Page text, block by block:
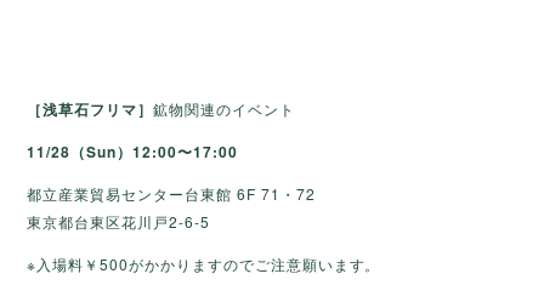
［浅草石フリマ］鉱物関連のイベント
11/28（Sun）12:00〜17:00
都立産業貿易センター台東館 6F 71・72
東京都台東区花川戸2-6-5
※入場料￥500がかかりますのでご注意願います。